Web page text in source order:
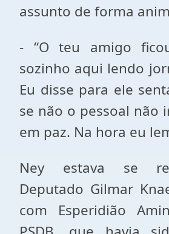
assunto de forma
- “O teu amigo
sozinho aqui lendo
Eu disse para ele
se não o pessoal não
em paz. Na hora eu
Ney estava se
Deputado Gilmar
com Esperidião